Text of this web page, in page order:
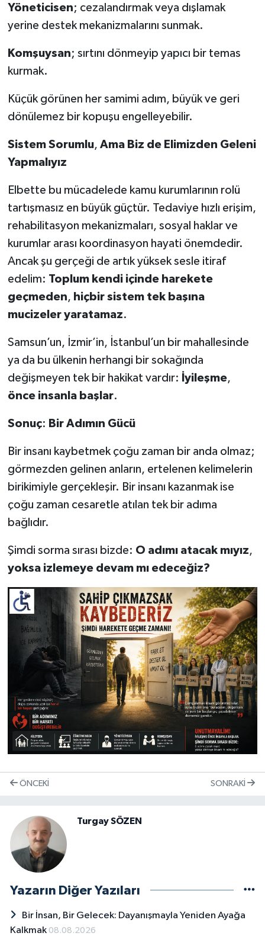
Yöneticisen; cezalandırmak veya dışlamak
yerine destek mekanizmalarını sunmak.
Komşuysan; sırtını dönmeyip yapıcı bir temas
kurmak.
Küçük görünen her samimi adım, büyük ve geri
dönülemez bir kopuşu engelleyebilir.
Sistem Sorumlu, Ama Biz de Elimizden Geleni
Yapmalıyız
Elbette bu mücadelede kamu kurumlarının rolü
tartışmasız en büyük güçtür. Tedaviye hızlı erişim,
rehabilitasyon mekanizmaları, sosyal haklar ve
kurumlar arası koordinasyon hayati önemdedir.
Ancak şu gerçeği de artık yüksek sesle itiraf
edelim: Toplum kendi içinde harekete
geçmeden, hiçbir sistem tek başına
mucizeler yaratamaz.
Samsun’un, İzmir’in, İstanbul’un bir mahallesinde
ya da bu ülkenin herhangi bir sokağında
değişmeyen tek bir hakikat vardır: İyileşme,
önce insanla başlar.
Sonuç: Bir Adımın Gücü
Bir insanı kaybetmek çoğu zaman bir anda olmaz;
görmezden gelinen anların, ertelenen kelimelerin
birikimiyle gerçekleşir. Bir insanı kazanmak ise
çoğu zaman cesaretle atılan tek bir adıma
bağlıdır.
Şimdi sorma sırası bizde: O adımı atacak mıyız,
yoksa izlemeye devam mı edeceğiz?
ÖNCEKI SONRAKI
Turgay SÖZEN
Yazarın Diğer Yazıları
Bir İnsan, Bir Gelecek: Dayanışmayla Yeniden Ayağa
Kalkmak 08.08.2026